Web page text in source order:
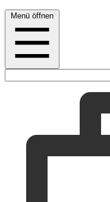
Menü öffnen